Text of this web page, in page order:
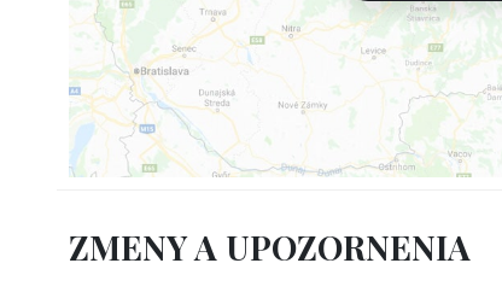
ZMENY A UPOZORNENIA